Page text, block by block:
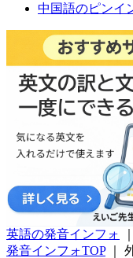
中国語のピンイ
英語の発音インフォ
発音インフォTOP